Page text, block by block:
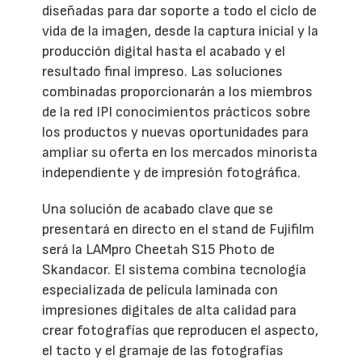
diseñadas para dar soporte a todo el ciclo de
vida de la imagen, desde la captura inicial y la
producción digital hasta el acabado y el
resultado final impreso. Las soluciones
combinadas proporcionarán a los miembros
de la red IPI conocimientos prácticos sobre
los productos y nuevas oportunidades para
ampliar su oferta en los mercados minorista
independiente y de impresión fotográfica.
Una solución de acabado clave que se
presentará en directo en el stand de Fujifilm
será la LAMpro Cheetah S15 Photo de
Skandacor. El sistema combina tecnología
especializada de película laminada con
impresiones digitales de alta calidad para
crear fotografías que reproducen el aspecto,
el tacto y el gramaje de las fotografías